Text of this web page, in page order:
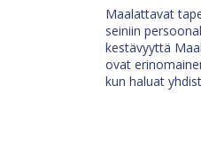
Maalattavat
seiniin
kestävyyttä
ovat
kun haluat